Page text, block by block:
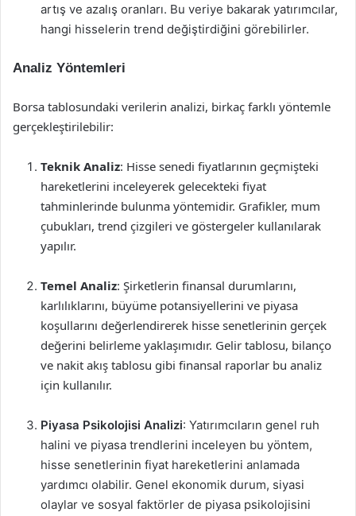
artış ve azalış oranları. Bu veriye bakarak yatırımcılar,
hangi hisselerin trend değiştirdiğini görebilirler.
Analiz Yöntemleri
Borsa tablosundaki verilerin analizi, birkaç farklı yöntemle
gerçekleştirilebilir:
Teknik Analiz: Hisse senedi fiyatlarının geçmişteki
hareketlerini inceleyerek gelecekteki fiyat
tahminlerinde bulunma yöntemidir. Grafikler, mum
çubukları, trend çizgileri ve göstergeler kullanılarak
yapılır.
Temel Analiz: Şirketlerin finansal durumlarını,
karlılıklarını, büyüme potansiyellerini ve piyasa
koşullarını değerlendirerek hisse senetlerinin gerçek
değerini belirleme yaklaşımıdır. Gelir tablosu, bilanço
ve nakit akış tablosu gibi finansal raporlar bu analiz
için kullanılır.
Piyasa Psikolojisi Analizi: Yatırımcıların genel ruh
halini ve piyasa trendlerini inceleyen bu yöntem,
hisse senetlerinin fiyat hareketlerini anlamada
yardımcı olabilir. Genel ekonomik durum, siyasi
olaylar ve sosyal faktörler de piyasa psikolojisini